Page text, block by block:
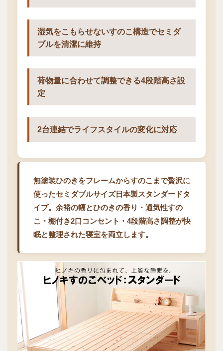
湿気をこもらせないすのこ構造でセミダ
ブルを清潔に維持
荷物量に合わせて調整できる4段階高さ設
定
2台連結でライフスタイルの変化に対応
無塗装ひのきをフレームからすのこまで贅沢に
使ったセミダブルサイズ日本製スタンダードタ
イプ。余裕の幅とひのきの香り・通気性すの
こ・棚付き2口コンセント・4段階高さ調整が快
眠と整理された寝室を両立します。